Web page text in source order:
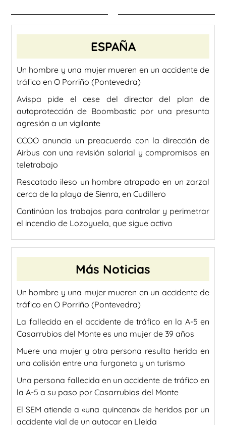
ESPAÑA
Un hombre y una mujer mueren en un accidente de
tráfico en O Porriño (Pontevedra)
Avispa pide el cese del director del plan de
autoprotección de Boombastic por una presunta
agresión a un vigilante
CCOO anuncia un preacuerdo con la dirección de
Airbus con una revisión salarial y compromisos en
teletrabajo
Rescatado ileso un hombre atrapado en un zarzal
cerca de la playa de Sienra, en Cudillero
Continúan los trabajos para controlar y perimetrar
el incendio de Lozoyuela, que sigue activo
Más Noticias
Un hombre y una mujer mueren en un accidente de
tráfico en O Porriño (Pontevedra)
La fallecida en el accidente de tráfico en la A-5 en
Casarrubios del Monte es una mujer de 39 años
Muere una mujer y otra persona resulta herida en
una colisión entre una furgoneta y un turismo
Una persona fallecida en un accidente de tráfico en
la A-5 a su paso por Casarrubios del Monte
El SEM atiende a «una quincena» de heridos por un
accidente vial de un autocar en Lleida